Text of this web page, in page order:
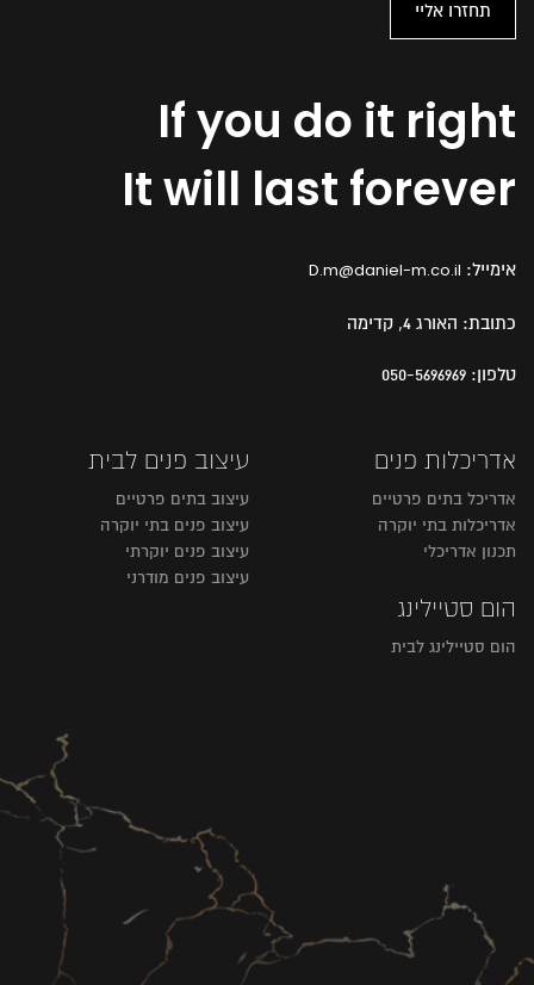
If you do it right
It will last forever
אימייל: D.m@daniel-m.co.il
כתובת: האורג 4, קדימה
טלפון: 050-5696969
אדריכלות פנים
אדריכל בתים פרטיים
אדריכלות בתי יוקרה
תכנון אדריכלי
עיצוב פנים לבית
עיצוב בתים פרטיים
עיצוב פנים בתי יוקרה
עיצוב פנים יוקרתי
עיצוב פנים מודרני
הום סטיילינג
הום סטיילינג לבית